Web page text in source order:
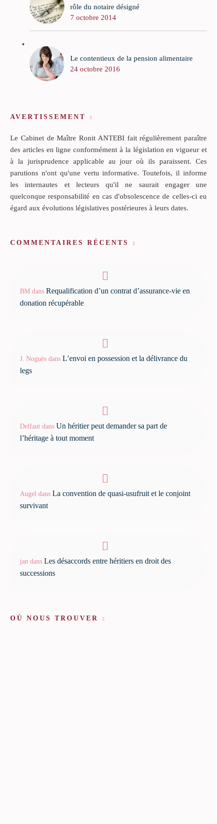
rôle du notaire désigné
7 octobre 2014
Le contentieux de la pension alimentaire
24 octobre 2016
AVERTISSEMENT
Le Cabinet de Maître Ronit ANTEBI fait régulièrement paraître
des articles en ligne conformément à la législation en vigueur et
à la jurisprudence applicable au jour où ils paraissent. Ces
parutions n'ont qu'une vertu informative. Toutefois, il informe
les internautes et lecteurs qu'il ne saurait engager une
quelconque responsabilité en cas d'obsolescence de celles-ci eu
égard aux évolutions législatives postérieures à leurs dates.
COMMENTAIRES RÉCENTS
BM dans Requalification d’un contrat d’assurance-vie en
donation récupérable
J. Noguès dans L’envoi en possession et la délivrance du
legs
Delfaut dans Un héritier peut demander sa part de
l’héritage à tout moment
Augel dans La convention de quasi-usufruit et le conjoint
survivant
jan dans Les désaccords entre héritiers en droit des
successions
OÙ NOUS TROUVER